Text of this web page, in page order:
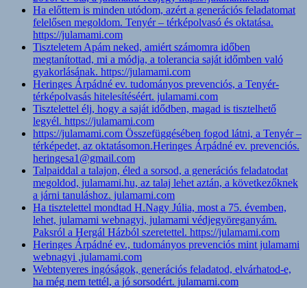
Ha előttem is minden utódom, azért a generációs feladatomat
felelősen megoldom. Tenyér – térképolvasó és oktatása.
https://julamami.com
Tiszteletem Apám neked, amiért számomra időben
megtanítottad, mi a módja, a tolerancia saját időmben való
gyakorlásának. https://julamami.com
Heringes Árpádné ev. tudományos prevenciós, a Tenyér-
térképolvasás hitelesítéséért. julamami.com
Tisztelettel élj, hogy a saját idődben, magad is tisztelhető
legyél. https://julamami.com
https://julamami.com Összefüggésében fogod látni, a Tenyér –
térképedet, az oktatásomon.Heringes Árpádné ev. prevenciós.
heringesa1@gmail.com
Talpaiddal a talajon, éled a sorsod, a generációs feladatodat
megoldod, julamami.hu, az talaj lehet aztán, a következőknek
a járni tanuláshoz. julamami.com
Ha tisztelettel mondtad H.Nagy Júlia, most a 75. évemben,
lehet, julamami webnagyi, julamami védjegyöreganyám.
Paksról a Hergál Házból szeretettel. https://julamami.com
Heringes Árpádné ev., tudományos prevenciós mint julamami
webnagyi ,julamami.com
Webtenyeres ingóságok, generációs feladatod, elvárhatod-e,
ha még nem tettél, a jó sorsodért. julamami.com